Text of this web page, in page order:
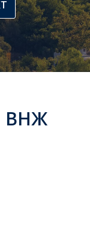
ВНЖ